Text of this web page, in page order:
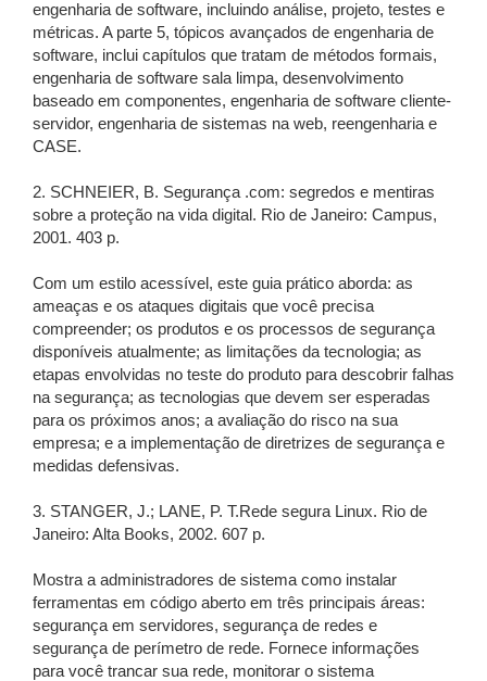
engenharia de software, incluindo análise, projeto, testes e
métricas. A parte 5, tópicos avançados de engenharia de
software, inclui capítulos que tratam de métodos formais,
engenharia de software sala limpa, desenvolvimento
baseado em componentes, engenharia de software cliente-
servidor, engenharia de sistemas na web, reengenharia e
CASE.
2. SCHNEIER, B. Segurança .com: segredos e mentiras
sobre a proteção na vida digital. Rio de Janeiro: Campus,
2001. 403 p.
Com um estilo acessível, este guia prático aborda: as
ameaças e os ataques digitais que você precisa
compreender; os produtos e os processos de segurança
disponíveis atualmente; as limitações da tecnologia; as
etapas envolvidas no teste do produto para descobrir falhas
na segurança; as tecnologias que devem ser esperadas
para os próximos anos; a avaliação do risco na sua
empresa; e a implementação de diretrizes de segurança e
medidas defensivas.
3. STANGER, J.; LANE, P. T.Rede segura Linux. Rio de
Janeiro: Alta Books, 2002. 607 p.
Mostra a administradores de sistema como instalar
ferramentas em código aberto em três principais áreas:
segurança em servidores, segurança de redes e
segurança de perímetro de rede. Fornece informações
para você trancar sua rede, monitorar o sistema